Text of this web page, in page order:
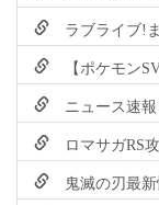
ラブライブ!
【ポケモン
ニュース速報
ロマサガRS
鬼滅の刃最新